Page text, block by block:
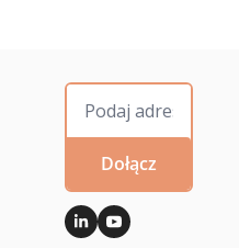
Dołącz